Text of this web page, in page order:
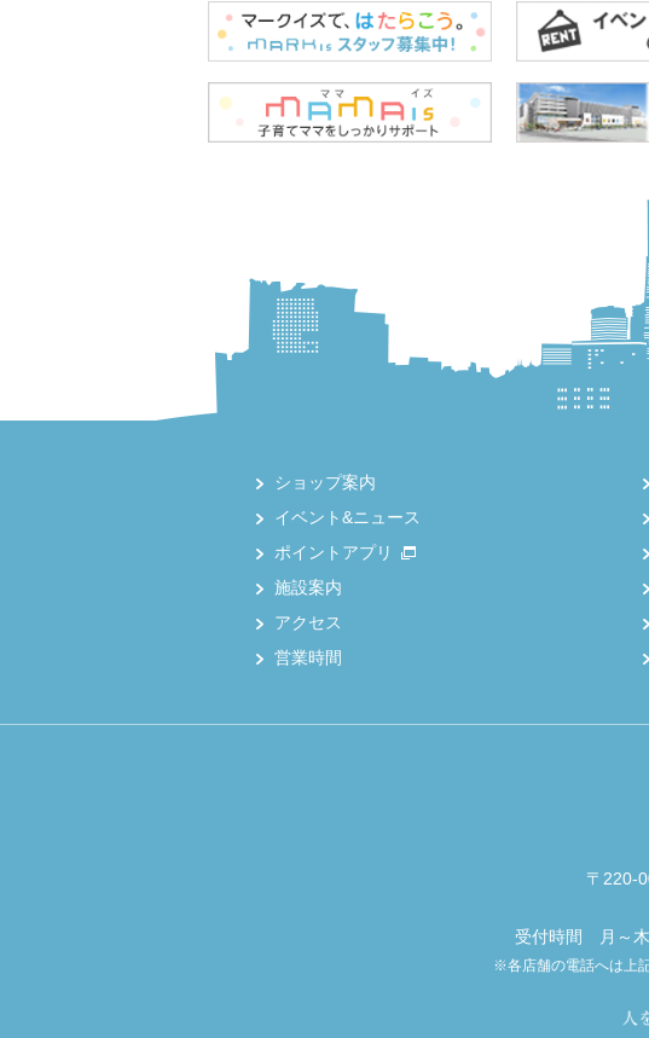
ショップ案内
イベント&ニュース
ポイントアプリ
施設案内
アクセス
営業時間
〒220-
受付時間 月～
※各店舗の電話へは上